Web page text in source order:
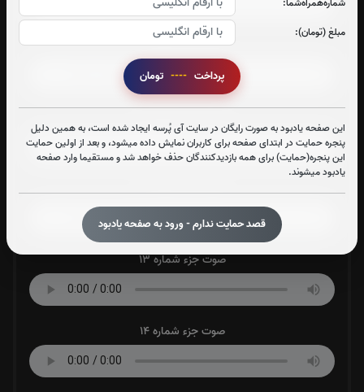
مبلغ (تومان):
پرداخت ----
این صفحه یادبود به صورت رایگان در سایت آی پُرسه ایجاد شده است، به همین دلیل
پنجره حمایت در ابتدای صفحه برای کاربران نمایش داده میشود، و بعد از اولین حمایت
این پنجره(حمایت) برای همه بازدیدکنندگان حذف خواهد شد و مستقیما وارد صفحه
یادبود میشوند.
قصد حمایت ندارم - ورود به صفحه یادبود
صوت جزء شماره 10
صوت جزء شماره 12
صوت جزء شماره 13
صوت جزء شماره 14